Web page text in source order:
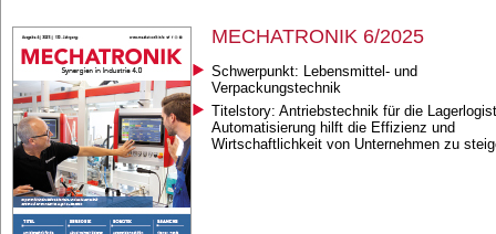
MECHATRONIK 6/2025
Schwerpunkt: Lebensmittel- und
Verpackungstechnik
Titelstory: Antriebstechnik für die
Automatisierung hilft die Effizienz und
Wirtschaftlichkeit von Unternehmen zu